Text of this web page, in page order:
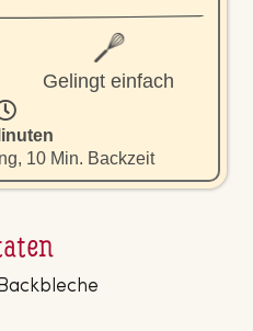
Gelingt einfach
10 Min. Backzeit